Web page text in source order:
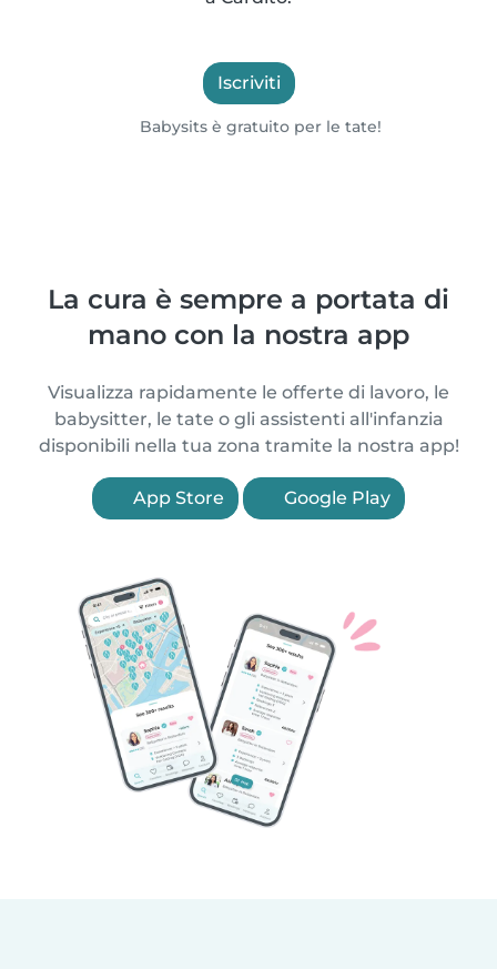
Iscriviti
Babysits è gratuito per le tate!
La cura è sempre a portata di
mano con la nostra app
Visualizza rapidamente le offerte di lavoro, le
babysitter, le tate o gli assistenti all'infanzia
disponibili nella tua zona tramite la nostra app!
App Store Google Play